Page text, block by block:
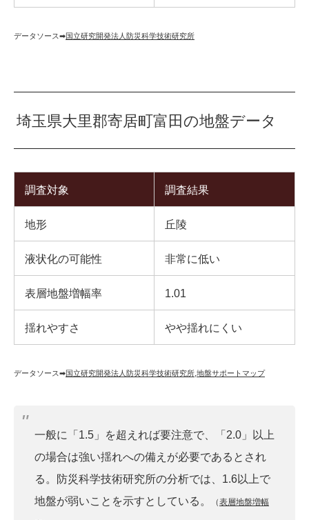
データソース➡︎国立研究開発法人防災科学技術研究所
埼玉県大里郡寄居町富田の地盤データ
調査対象 調査結果
地形 丘陵
液状化の可能性 非常に低い
表層地盤増幅率 1.01
揺れやすさ やや揺れにくい
データソース➡︎国立研究開発法人防災科学技術研究所 地盤サポートマップ
一般に「1.5」を超えれば要注意で、「2.0」以上
の場合は強い揺れへの備えが必要であるとされ
る。防災科学技術研究所の分析では、1.6以上で
地盤が弱いことを示すとしている。
（表層地盤増幅